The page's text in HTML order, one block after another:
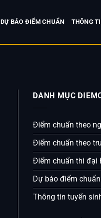
DỰ BÁO ĐIỂM CHUẨN THÔNG
DANH MỤC
Điểm chuẩn theo
Điểm chuẩn theo
Điểm chuẩn thi đại
Dự báo điểm chuẩn
Thông tin tuyển